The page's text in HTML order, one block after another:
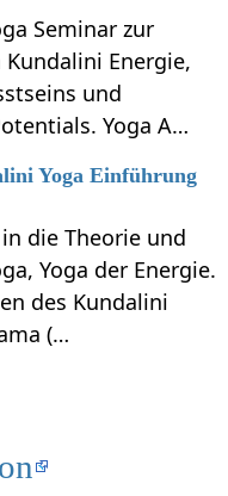
Seminar zur
Energie,
und
Yoga A…
Yoga Einführung
die Theorie und
Yoga der Energie.
des Kundalini
(…